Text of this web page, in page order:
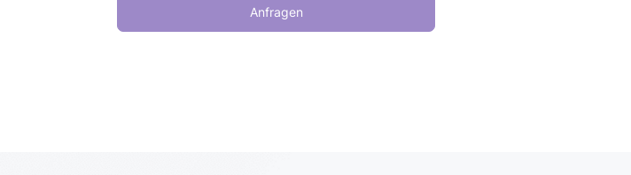
Anfragen